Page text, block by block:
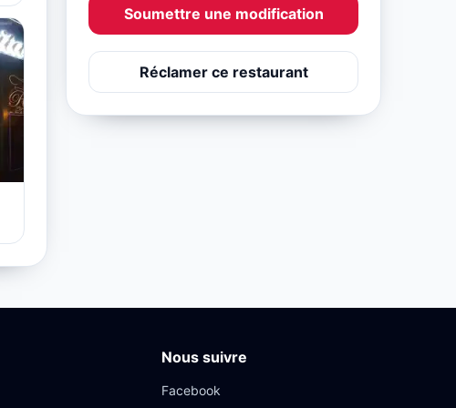
Soumettre une modification
Réclamer ce restaurant
Nous suivre
Facebook